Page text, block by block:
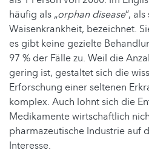
häufig als „orphan disease“,
Waisenkrankheit, bezeichnet.
es gibt keine gezielte
97 % der Fälle zu. Weil die
gering ist, gestaltet sich die
Erforschung einer seltenen
komplex. Auch lohnt sich die
Medikamente wirtschaftlich
pharmazeutische Industrie auf
Interesse.